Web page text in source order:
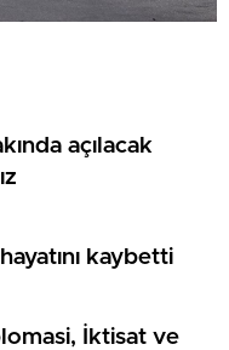
açılacak
kaybetti
İktisat ve